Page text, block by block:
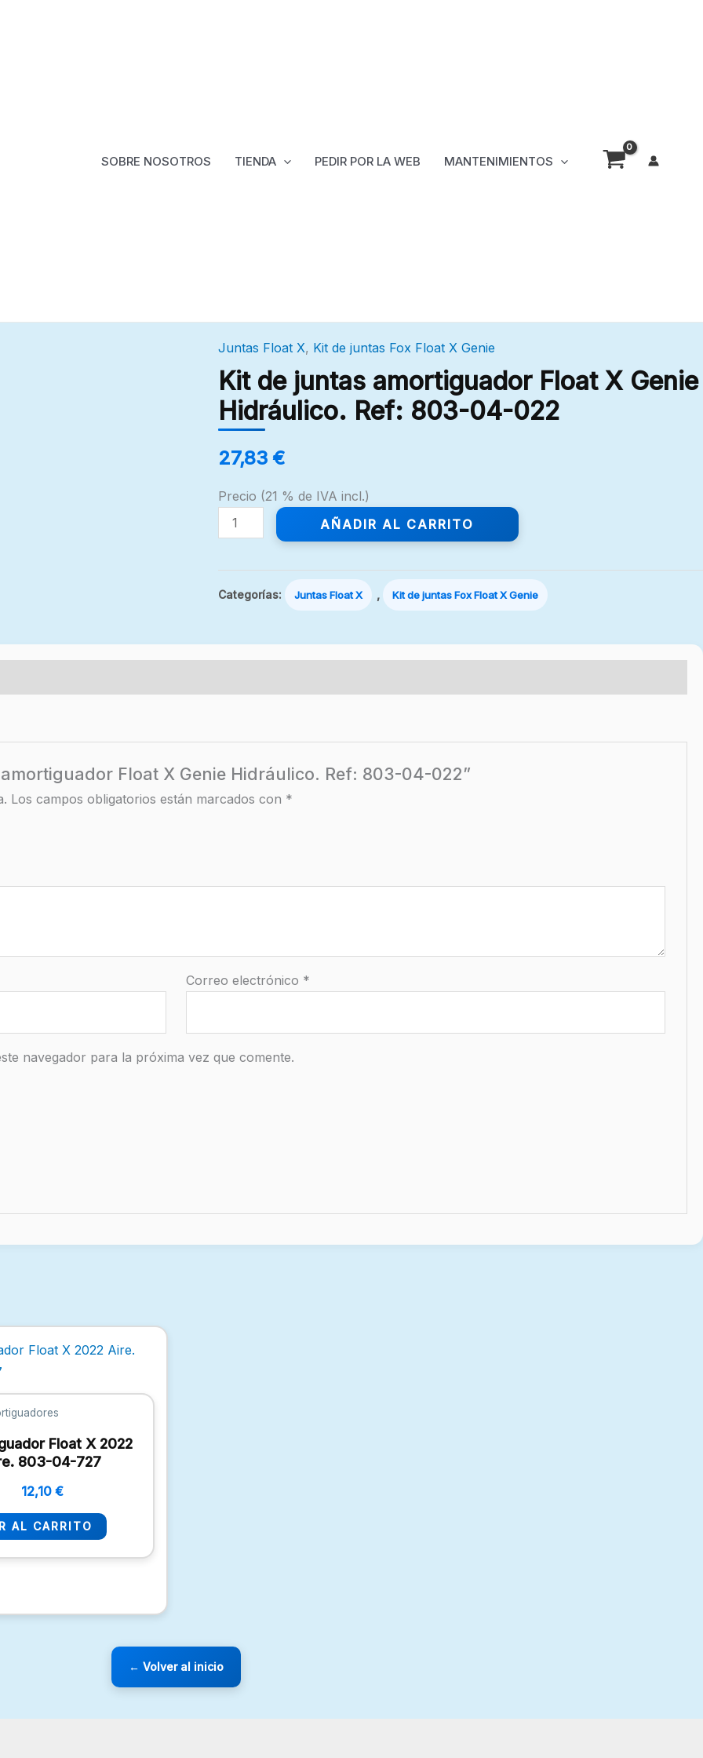
SOBRE NOSOTROS TIENDA PEDIR POR LA WEB MANTENIMIENTOS
Juntas Float X, Kit de juntas Fox Float X Genie
Kit de juntas amortiguador Float X Genie
Hidráulico. Ref: 803-04-022
27,83 €
Precio (21 % de IVA incl.)
Kit
de
juntas
amortiguador
X
Hidráulico.
Ref:
04-
022
AÑADIR AL CARRITO
Categorías: Juntas Float X , Kit de juntas Fox Float X Genie
Float X Genie Hidráulico. Ref: 803-04-022”
Los campos obligatorios están marcados con *
Correo electrónico *
navegador para la próxima vez que comente.
Float X 2022
803-04-727
12,10 €
AL CARRITO
← Volver al inicio